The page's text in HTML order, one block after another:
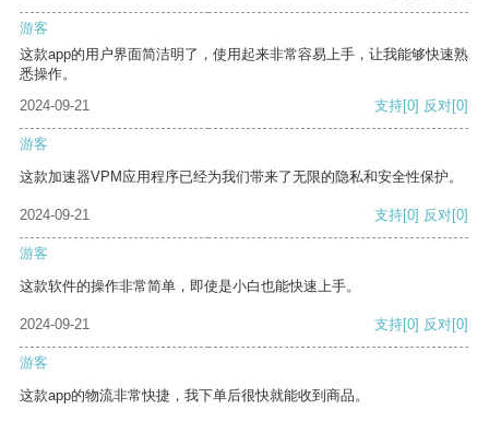
游客
这款app的用户界面简洁明了，使用起来非常容易上手，让我能够快速熟
悉操作。
2024-09-21
支持[0] 反对[0]
游客
这款加速器VPM应用程序已经为我们带来了无限的隐私和安全性保护。
2024-09-21 支持[0] 反对[0]
游客
这款软件的操作非常简单，即使是小白也能快速上手。
2024-09-21 支持[0] 反对[0]
游客
这款app的物流非常快捷，我下单后很快就能收到商品。